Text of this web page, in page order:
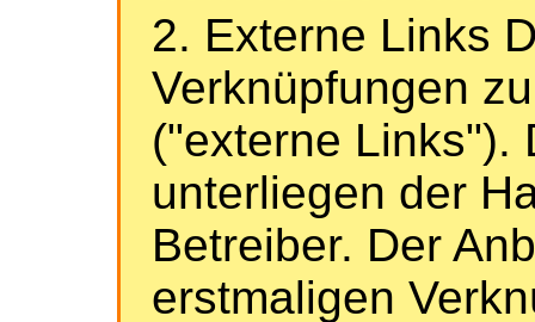
2. Externe Links
Verknüpfungen
("externe Links").
unterliegen der
Betreiber. Der
erstmaligen